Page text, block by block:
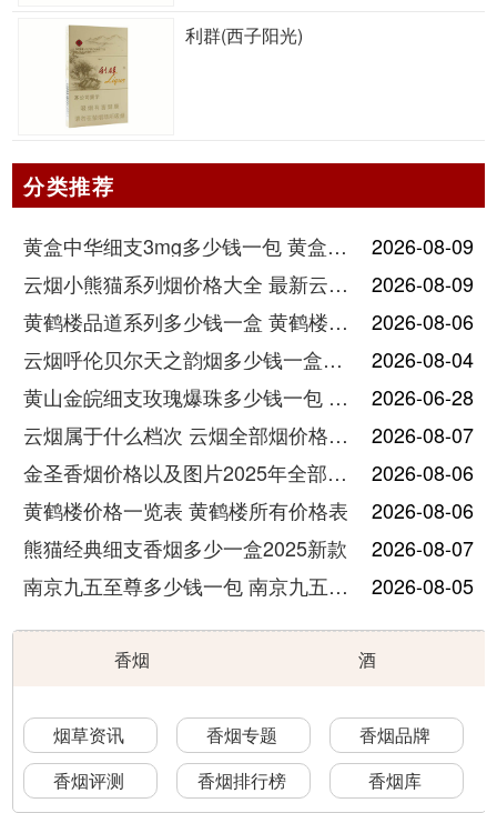
利群(西子阳光)
分类推荐
黄盒中华细支3mg多少钱一包 黄盒中华细支3mg香烟价格查询
2026-08-09
云烟小熊猫系列烟价格大全 最新云烟小熊猫图片报价
2026-08-09
黄鹤楼品道系列多少钱一盒 黄鹤楼品道系列香烟价格表图片
2026-08-06
云烟呼伦贝尔天之韵烟多少钱一盒中支价格
2026-08-04
黄山金皖细支玫瑰爆珠多少钱一包 黄山金皖细支玫瑰爆珠2025最新价格
2026-06-28
云烟属于什么档次 云烟全部烟价格表大全
2026-08-07
金圣香烟价格以及图片2025年全部价格
2026-08-06
黄鹤楼价格一览表 黄鹤楼所有价格表
2026-08-06
熊猫经典细支香烟多少一盒2025新款
2026-08-07
南京九五至尊多少钱一包 南京九五至尊价格及图片
2026-08-05
香烟 酒
烟草资讯 香烟专题
香烟品牌
香烟评测
香烟排行榜 香烟库